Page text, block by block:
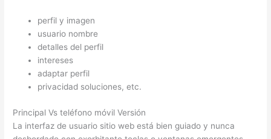
perfil y imagen
usuario nombre
detalles del perfil
intereses
adaptar perfil
privacidad soluciones, etc.
Principal Vs teléfono móvil Versión
La interfaz de usuario sitio web está bien guiado y nunca